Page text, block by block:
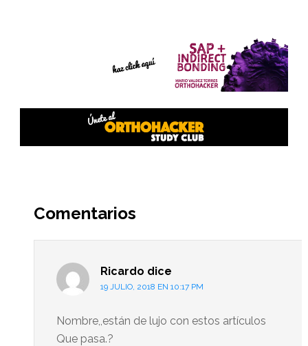
del
lector
Comentarios
Ricardo dice
19 JULIO, 2018 EN 10:17 PM
Nombre,,están de lujo con estos artículos
Que pasa.?